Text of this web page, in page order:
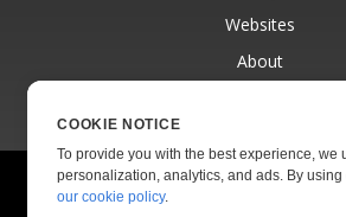
Websites
About
© Aspose Pty Ltd 2001-2026.All
Privacy Policy
COOKIE NOTICE
To provide you with the best experience, we
personalization, analytics, and ads. By
our cookie policy.